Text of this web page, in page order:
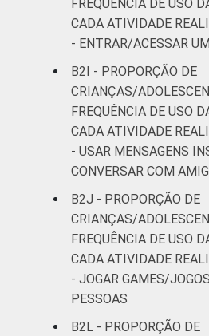
FREQUÊNCIA DE USO
CADA ATIVIDADE
- ENTRAR/ACESSAR
B2I - PROPORÇÃO DE
CRIANÇAS/
FREQUÊNCIA DE USO
CADA ATIVIDADE
- USAR MENSAGENS
CONVERSAR COM
B2J - PROPORÇÃO DE
CRIANÇAS/
FREQUÊNCIA DE USO
CADA ATIVIDADE
- JOGAR GAMES/
PESSOAS
B2L - PROPORÇÃO DE